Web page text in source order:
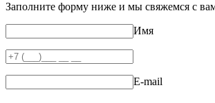
Заполните форму ниже и мы свяжемся с
Имя
E-mail